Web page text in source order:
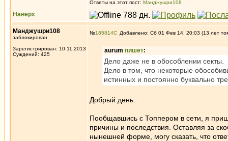
Ответы на этот пост: Манджушри108
Наверх
Манджушри108
заблокирован
Зарегистрирован: 10.11.2013
Суждений: 425
№185814 Добавлено: Сб 01 Фев 14, 20:03 (13 лет
aurum пишет:
Дело даже не в обособлении секты.
Дело в том, что некоторые
истинных и постоянно буквально
Добрый день.
Пообщавшись с Топпером в сети, я
причины и последствия. Оставляя за
нынешней форме, могу сказать, что